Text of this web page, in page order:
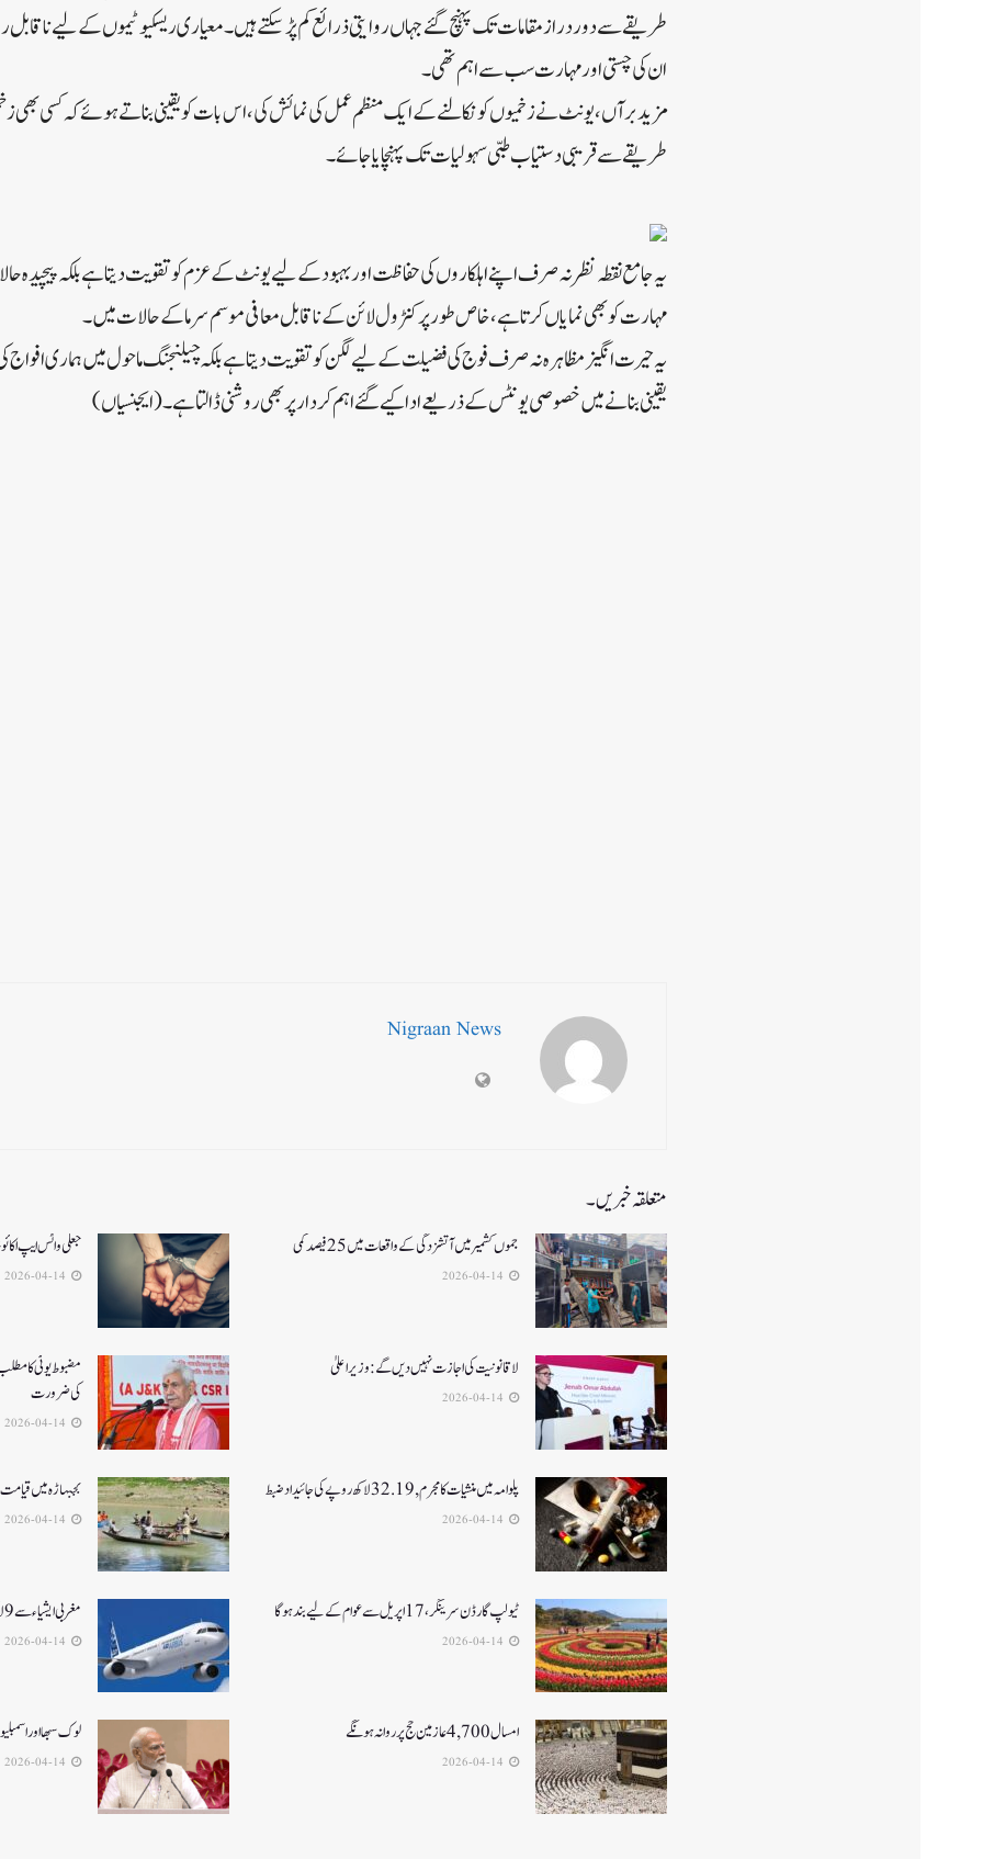
طریقے سے دور دراز مقامات تک پہنچ گئے جہاں روایتی ذرائع کم پڑ سکتے ہیں۔ معیاری ریسکیو ٹیموں کے لیے
ان کی چستی اور مہارت سب سے اہم تھی۔
مزید برآں، یونٹ نے زخمیوں کو نکالنے کے ایک منظم عمل کی نمائش کی، اس بات کو یقینی بناتے ہوئے کہ کسی بھی
طریقے سے قریبی دستیاب طبی سہولیات تک پہنچایا جائے۔
یہ جامع نقطہ نظر نہ صرف اپنے اہلکاروں کی حفاظت اور بہبود کے لیے یونٹ کے عزم کو تقویت دیتا ہے بلکہ پیچیدہ
مہارت کو بھی نمایاں کرتا ہے، خاص طور پر کنٹرول لائن کے ناقابل معافی موسم سرما کے حالات میں۔
یہ حیرت انگیز مظاہرہ نہ صرف فوج کی فضیلت کے لیے لگن کو تقویت دیتا ہے بلکہ چیلنجنگ ماحول میں ہماری افواج کی
یقینی بنانے میں خصوصی یونٹس کے ذریعے ادا کیے گئے اہم کردار پر بھی روشنی ڈالتا ہے۔ (ایجنسیاں)
Nigraan News
متعلقہ خبریں۔
جموں کشمیر میں آتشزدگی کے واقعات میں 25فیصد کمی جعلی واٹس ایپ
لا قانونیت کی اجازت نہیں دیں گے: وزیر اعلیٰ
مضبوط یوٹی کا
کی ضرورت
پلوامہ میں منشیات کا مجرم , 32.19 لاکھ روپے کی جائیداد ضبط بجبہاڑہ میں قیامت ٹوٹ
ٹیولپ گارڈن سرینگر، 17 اپریل سے عوام کے لیے بند ہو گا مغربی ایشیا ء سے 9 لاکھ 27ہزار سے زیادہ لوگوں کو نکالا گیا
امسال 4,700 عازمین حج پر روانہ ہونگے لوک سبھا اور اسمبلیوں